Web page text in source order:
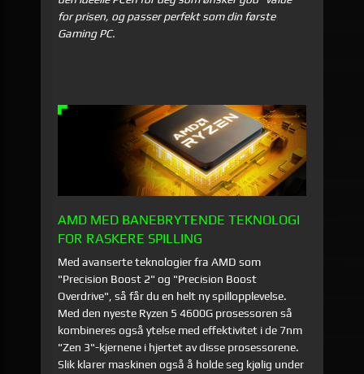
for prisen, og passer perfekt som din første
Gaming PC.
AMD MED BANEBRYTENDE TEKNOLOGI
FOR RASKERE SPILLING
Med avanserte teknologier fra AMD som
"Precision Boost 2" og "Precision Boost
Overdrive", så får du en helt ny spillopplevelse.
Med den nyeste Ryzen 5 4600G prosessoren så
kombineres også ytelse med effektivitet i de 7nm
"Zen 3"-kjernene i hjertet av disse prosessorene.
Slik klarer maskinen også å holde seg kjølig under